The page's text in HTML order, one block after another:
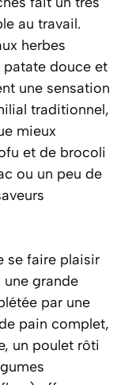
au travail.
herbes
patate douce et
une sensation
traditionnel,
mieux
et de brocoli
ou un peu de
se faire plaisir
une grande
par une
pain complet,
un poulet rôti